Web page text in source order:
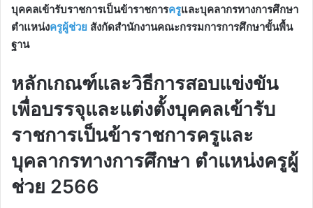
บุคคลเข้ารับราชการเป็นข้าราชการครูและบุคลากรทางการศึกษา
ตำแหน่งครูผู้ช่วย สังกัดสำนักงานคณะกรรมการการศึกษาขั้นพื้น
ฐาน
หลักเกณฑ์และวิธีการสอบแข่งขัน
เพื่อบรรจุและแต่งตั้งบุคคลเข้ารับ
ราชการเป็นข้าราชการครูและ
บุคลากรทางการศึกษา ตำแหน่งครูผู้
ช่วย 2566